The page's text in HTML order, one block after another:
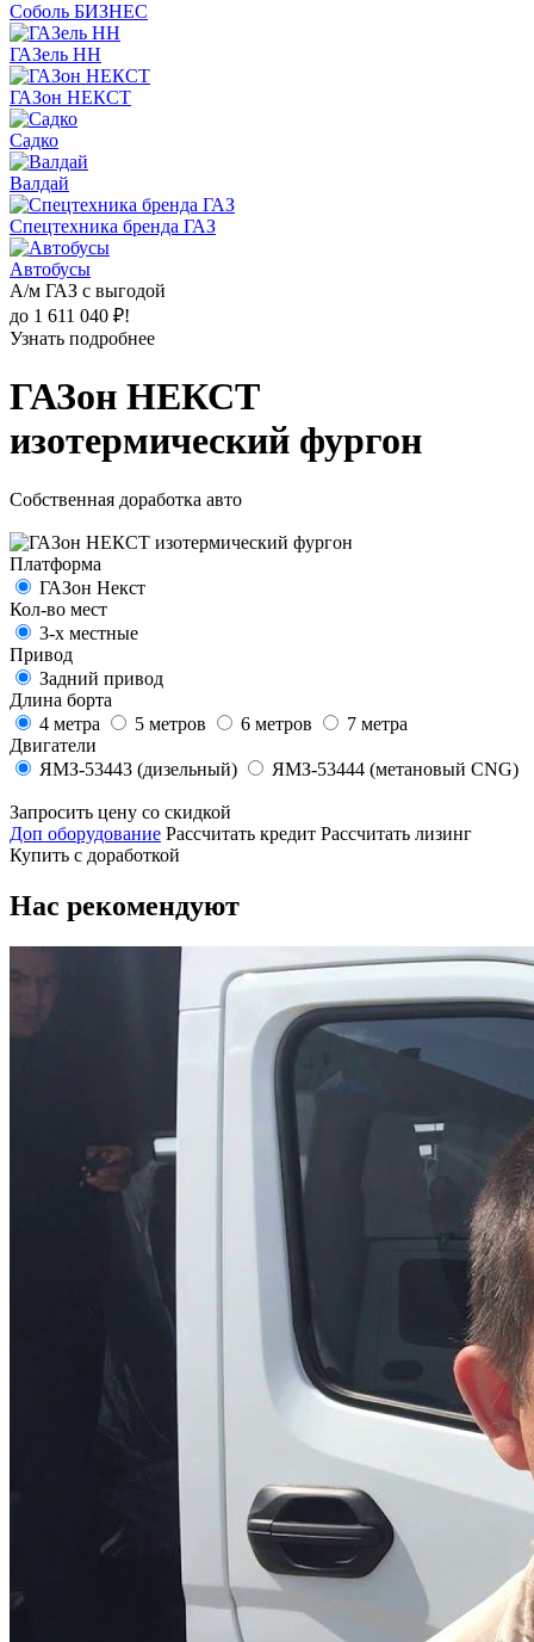
Соболь БИЗНЕС
ГАЗель НН
ГАЗон НЕКСТ
Садко
Валдай
Спецтехника бренда ГАЗ
Автобусы
А/м ГАЗ с выгодой
до 1 611 040 ₽!
Узнать подробнее
ГАЗон НЕКСТ
изотермический фургон
Собственная доработка авто
Платформа
ГАЗон Некст
Кол-во мест
3-х местные
Привод
Задний привод
Длина борта
4 метра
5 метров 6 метров
7 метра
Двигатели
ЯМЗ-53443 (дизельный)
ЯМЗ-53444 (метановый CNG)
Запросить цену со скидкой
Доп оборудование Рассчитать кредит Рассчитать лизинг
Купить с доработкой
Нас рекомендуют